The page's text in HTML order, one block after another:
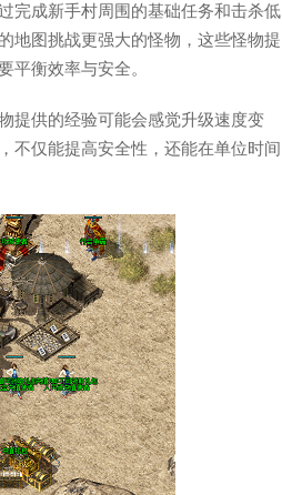
完成新手村周围的基础任务和击杀低
地图挑战更强大的怪物，这些怪物提
平衡效率与安全。
提供的经验可能会感觉升级速度变
不仅能提高安全性，还能在单位时间